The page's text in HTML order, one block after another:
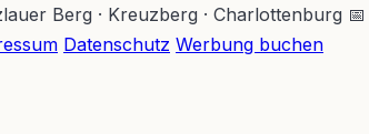
Berg · Kreuzberg · Charlottenburg
Datenschutz Werbung buchen